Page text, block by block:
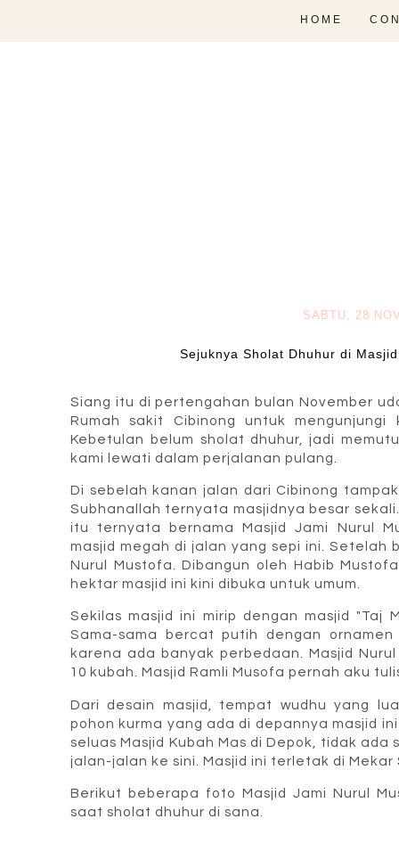
HOME
SABTU, 28
Sejuknya Sholat Dhuhur di
Siang itu di pertengahan bulan November
Rumah sakit Cibinong untuk
Kebetulan belum sholat dhuhur, jadi
kami lewati dalam perjalanan pulang.
Di sebelah kanan jalan dari Cibinong
Subhanallah ternyata masjidnya besar
itu ternyata bernama Masjid Jami Nurul
masjid megah di jalan yang sepi ini. Setelah
Nurul Mustofa. Dibangun oleh Habib
hektar masjid ini kini dibuka untuk umum.
Sekilas masjid ini mirip dengan masjid "Taj
Sama-sama bercat putih dengan
karena ada banyak perbedaan. Masjid
10 kubah. Masjid Ramli Musofa pernah aku
Dari desain masjid, tempat wudhu yang
pohon kurma yang ada di depannya masjid
seluas Masjid Kubah Mas di Depok, tidak
jalan-jalan ke sini. Masjid ini terletak di Mekar
Berikut beberapa foto Masjid Jami Nurul
saat sholat dhuhur di sana.